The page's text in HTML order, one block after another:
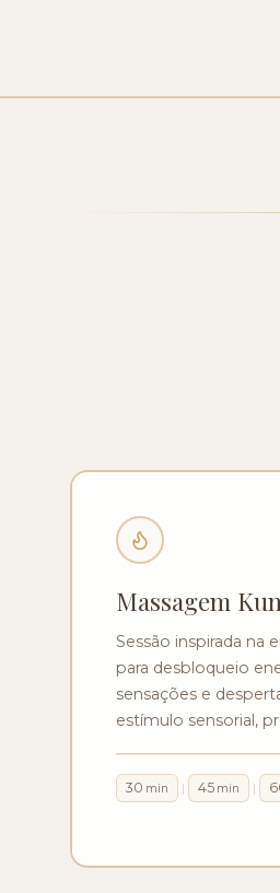
Massagem
Sessão inspirada na
para desbloqueio
sensações e
estímulo sensorial,
30 min | 45 min |